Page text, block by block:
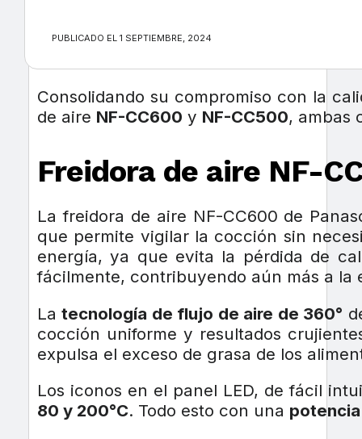
PUBLICADO EL 1 SEPTIEMBRE, 2024
Consolidando su compromiso con la
de aire NF-CC600 y NF-CC500, ambas
Freidora de aire NF-
La freidora de aire NF-CC600 de
que permite vigilar la cocción sin
energía, ya que evita la pérdida de
fácilmente, contribuyendo aún más a
Latecnología de flujo de aire de 360°
cocción uniforme y resultados
expulsa el exceso de grasa de los
Los iconos en el panel LED, de fácil
80 y 200°C. Todo esto con una